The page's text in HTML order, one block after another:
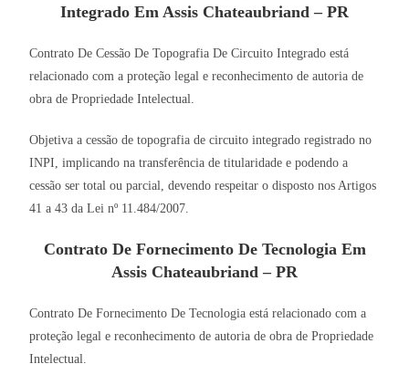
Integrado Em Assis Chateaubriand – PR
Contrato De Cessão De Topografia De Circuito Integrado está
relacionado com a proteção legal e reconhecimento de autoria de
obra de Propriedade Intelectual.
Objetiva a cessão de topografia de circuito integrado registrado no
INPI, implicando na transferência de titularidade e podendo a
cessão ser total ou parcial, devendo respeitar o disposto nos Artigos
41 a 43 da Lei nº 11.484/2007.
Contrato De Fornecimento De Tecnologia Em
Assis Chateaubriand – PR
Contrato De Fornecimento De Tecnologia está relacionado com a
proteção legal e reconhecimento de autoria de obra de Propriedade
Intelectual.